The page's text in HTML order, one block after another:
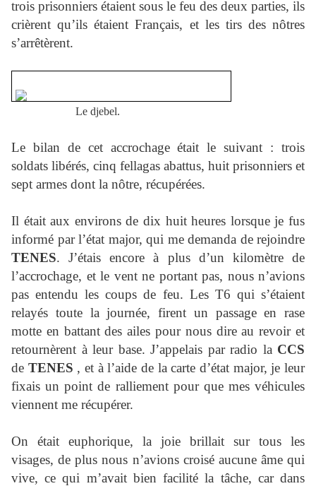
trois prisonniers étaient sous le feu des deux parties, ils
crièrent qu’ils étaient Français, et les tirs des nôtres
s’arrêtèrent.
Le djebel.
Le bilan de cet accrochage était le suivant : trois
soldats libérés, cinq fellagas abattus, huit prisonniers et
sept armes dont la nôtre, récupérées.
Il était aux environs de dix huit heures lorsque je fus
informé par l’état major, qui me demanda de rejoindre
TENES. J’étais encore à plus d’un kilomètre de
l’accrochage, et le vent ne portant pas, nous n’avions
pas entendu les coups de feu. Les T6 qui s’étaient
relayés toute la journée, firent un passage en rase
motte en battant des ailes pour nous dire au revoir et
retournèrent à leur base. J’appelais par radio la CCS
de TENES , et à l’aide de la carte d’état major, je leur
fixais un point de ralliement pour que mes véhicules
viennent me récupérer.
On était euphorique, la joie brillait sur tous les
visages, de plus nous n’avions croisé aucune âme qui
vive, ce qui m’avait bien facilité la tâche, car dans